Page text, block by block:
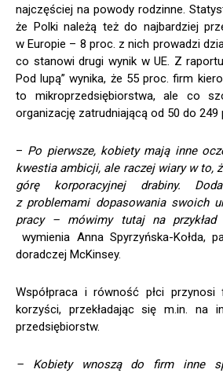
najczęściej na powody rodzinne.
że Polki należą też do najbardziej
w Europie – 8 proc. z nich prowadzi
co stanowi drugi wynik w UE. Z raportu
Pod lupą” wynika, że 55 proc. firm
to mikroprzedsiębiorstwa, ale co
organizację zatrudniającą od 50 do 249
– Po pierwsze, kobiety mają inne
kwestia ambicji, ale raczej wiary w to,
górę korporacyjnej drabiny.
z problemami dopasowania swoich
pracy – mówimy tutaj na
wymienia Anna Spyrzyńska-Kołda,
doradczej McKinsey.
Współpraca i równość płci przynosi
korzyści, przekładając się m.in. na
przedsiębiorstw.
– Kobiety wnoszą do firm inne